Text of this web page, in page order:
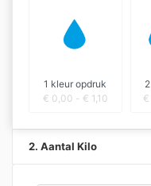
1 kleur opdruk
€ 0,00 - € 1,10
€
2. Aantal Kilo